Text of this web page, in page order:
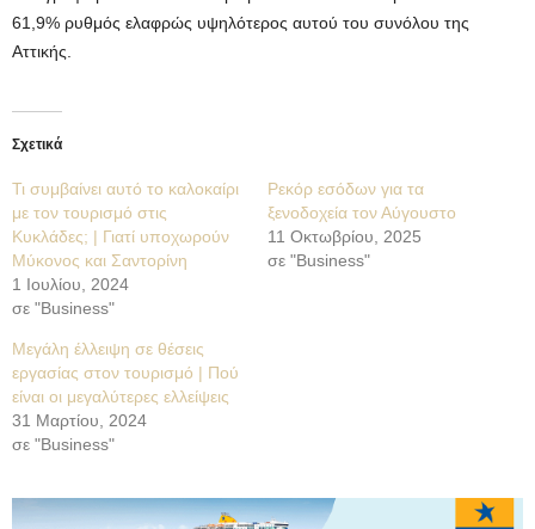
61,9% ρυθμός ελαφρώς υψηλότερος αυτού του συνόλου της
Αττικής.
Σχετικά
Τι συμβαίνει αυτό το καλοκαίρι
με τον τουρισμό στις
Κυκλάδες; | Γιατί υποχωρούν
Μύκονος και Σαντορίνη
1 Ιουλίου, 2024
σε "Business"
Ρεκόρ εσόδων για τα
ξενοδοχεία τον Αύγουστο
11 Οκτωβρίου, 2025
σε "Business"
Μεγάλη έλλειψη σε θέσεις
εργασίας στον τουρισμό | Πού
είναι οι μεγαλύτερες ελλείψεις
31 Μαρτίου, 2024
σε "Business"